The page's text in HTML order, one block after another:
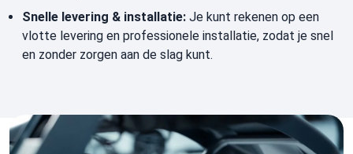
Snelle levering & installatie: Je kunt rekenen op een
vlotte levering en professionele installatie, zodat je snel
en zonder zorgen aan de slag kunt.